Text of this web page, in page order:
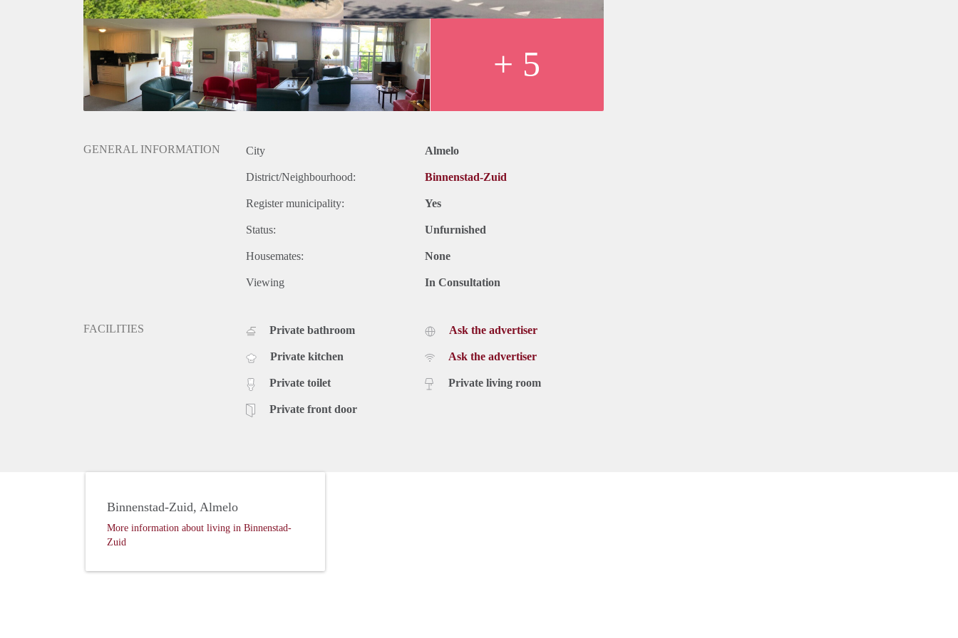
- Volledig gemeubileerd, incl. pannen, borden, bestek etc.
- Minimale huur is 12 maanden
Geïnteresseerd? Schrijf u in op www.verhuurpro.nl en stuur een mail naar almelo@verhuurpro.nl.
Deze advertentie op internet en op Facebook is slechts ter informatie en dus geheel vrijblijvend. Aan eventuele
onjuistheden kunnen geen rechten worden ontleend.
+ 5
GENERAL INFORMATION City Almelo
District/Neighbourhood: Binnenstad-Zuid
Register municipality: Yes
Status: Unfurnished
Housemates: None
Viewing In Consultation
FACILITIES Private bathroom
Private kitchen
Private toilet
Private front door
Ask the advertiser
Ask the advertiser
Private living room
Binnenstad-Zuid, Almelo
More information about living in Binnenstad-
Zuid